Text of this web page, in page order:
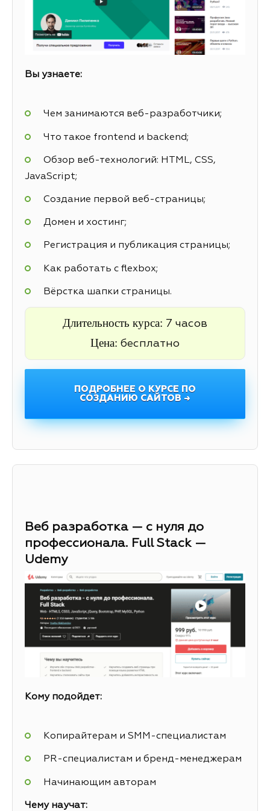
Вы узнаете:
Чем занимаются веб-разработчики;
Что такое frontend и backend;
Обзор веб-технологий: HTML, CSS,
JavaScript;
Создание первой веб-страницы;
Домен и хостинг;
Регистрация и публикация страницы;
Как работать с flexbox;
Вёрстка шапки страницы.
Длительность курса: 7 часов
Цена: бесплатно
ПОДРОБНЕЕ О КУРСЕ ПО
СОЗДАНИЮ САЙТОВ →
Веб разработка — с нуля до
профессионала. Full Stack —
Udemy
Кому подойдет:
Копирайтерам и SMM-специалистам
PR-специалистам и бренд-менеджерам
Начинающим авторам
Чему научат: